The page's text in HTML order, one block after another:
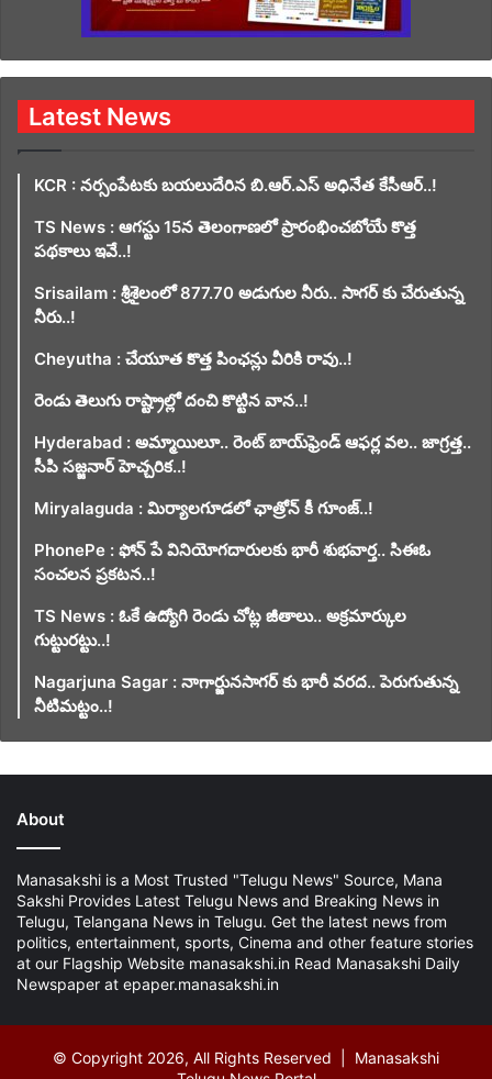
Latest News
KCR : నర్సంపేటకు బయలుదేరిన బి.ఆర్.ఎస్ అధినేత కేసీఆర్..!
TS News : ఆగస్టు 15న తెలంగాణలో ప్రారంభించబోయే కొత్త
పథకాలు ఇవే..!
Srisailam : శ్రీశైలంలో 877.70 అడుగుల నీరు.. సాగర్ కు చేరుతున్న
నీరు..!
Cheyutha : చేయూత కొత్త పింఛన్లు వీరికి రావు..!
రెండు తెలుగు రాష్ట్రాల్లో దంచి కొట్టిన వాన..!
Hyderabad : అమ్మాయిలూ.. రెంట్ బాయ్‌ఫ్రెండ్ ఆఫర్ల వల.. జాగ్రత్త..
సీపి సజ్జనార్ హెచ్చరిక..!
Miryalaguda : మిర్యాలగూడలో ఛాత్రోన్ కీ గూంజ్..!
PhonePe : ఫోన్ పే వినియోగదారులకు భారీ శుభవార్త.. సిఈఓ
సంచలన ప్రకటన..!
TS News : ఓకే ఉద్యోగి రెండు చోట్ల జీతాలు.. అక్రమార్కుల
గుట్టురట్టు..!
Nagarjuna Sagar : నాగార్జునసాగర్ కు భారీ వరద.. పెరుగుతున్న
నీటిమట్టం..!
About
Manasakshi is a Most Trusted "Telugu News" Source, Mana
Sakshi Provides Latest Telugu News and Breaking News in
Telugu, Telangana News in Telugu. Get the latest news from
politics, entertainment, sports, Cinema and other feature stories
at our Flagship Website manasakshi.in Read Manasakshi Daily
Newspaper at epaper.manasakshi.in
© Copyright 2026, All Rights Reserved | Manasakshi